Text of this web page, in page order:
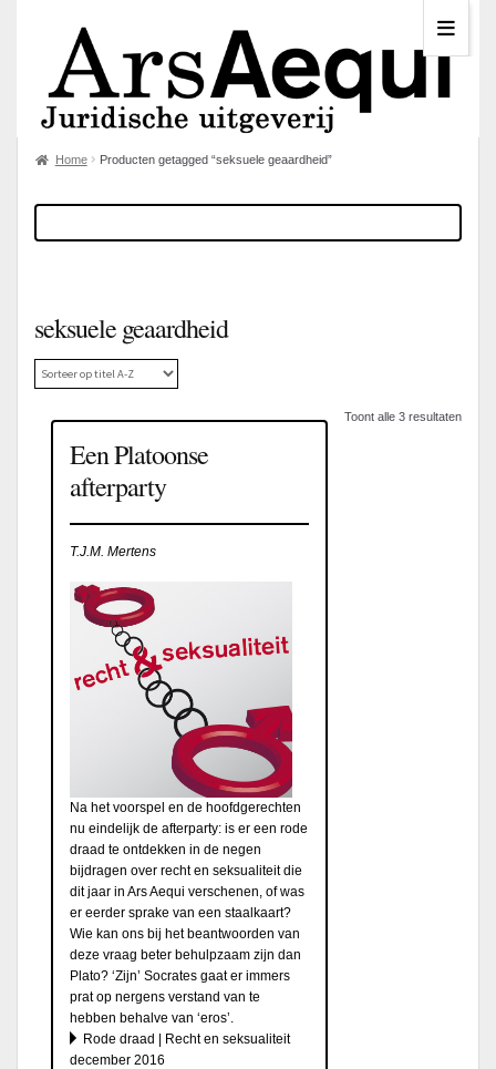
Home Producten getagged “seksuele geaardheid”
seksuele geaardheid
Toont alle 3 resultaten
Een Platoonse
afterparty
T.J.M. Mertens
Na het voorspel en de hoofdgerechten
nu eindelijk de afterparty: is er een rode
draad te ontdekken in de negen
bijdragen over recht en seksualiteit die
dit jaar in Ars Aequi verschenen, of was
er eerder sprake van een staalkaart?
Wie kan ons bij het beantwoorden van
deze vraag beter behulpzaam zijn dan
Plato? ‘Zijn’ Socrates gaat er immers
prat op nergens verstand van te
hebben behalve van ‘eros’.
Rode draad | Recht en seksualiteit
december 2016